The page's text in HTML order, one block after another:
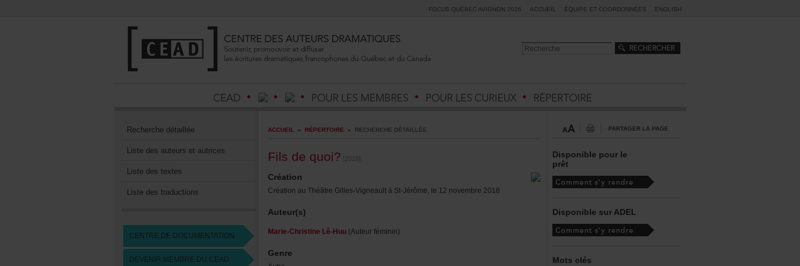
FOCUSQUÉBECAVIGNON2026 ACCUEIL ÉQUIPEETCOORDONNÉES ENGLISH
Recherchedétaillée
Listedesauteursetautrices
Listedestextes
Listedestraductions
CENTREDEDOCUMENTATION
DEVENIRMEMBREDUCEAD
ACCUEIL » RÉPERTOIRE » RECHERCHEDÉTAILLÉE
Filsdequoi? [2018]
Création
CréationauThéâtreGilles-VigneaultàSt-Jérôme,le12novembre2018
Auteur(s)
Marie-ChristineLê-Huu(Auteurféminin)
Genre
PARTAGERLAPAGE
Disponiblepourle
prêt
DisponiblesurADEL
Motsclés